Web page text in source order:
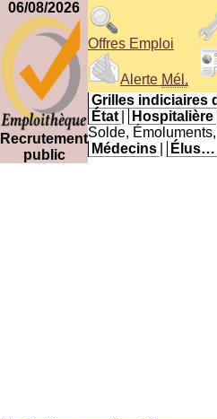
06/08/2026
Recrutement
public
Offres Emploi
Alerte Mél.
Grilles indiciaires
État
Hospitalière
Solde,
Médecins
Élus…